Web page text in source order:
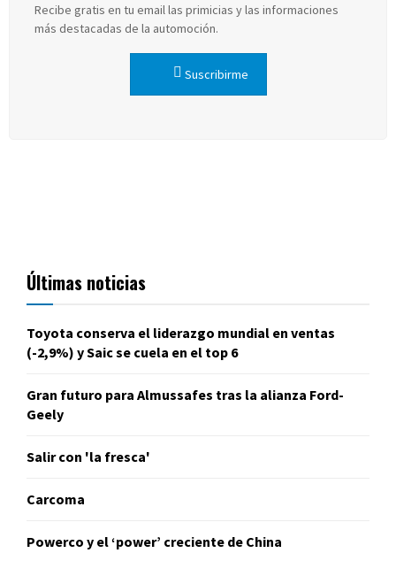
Recibe gratis en tu email las primicias y las informaciones
más destacadas de la automoción.
Suscribirme
Últimas noticias
Toyota conserva el liderazgo mundial en ventas
(-2,9%) y Saic se cuela en el top 6
Gran futuro para Almussafes tras la alianza Ford-
Geely
Salir con 'la fresca'
Carcoma
Powerco y el ‘power’ creciente de China